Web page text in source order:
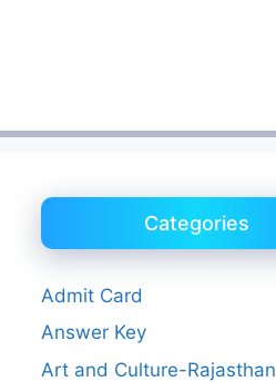
Categories
Admit Card
Answer Key
Art and Culture-Rajasthan